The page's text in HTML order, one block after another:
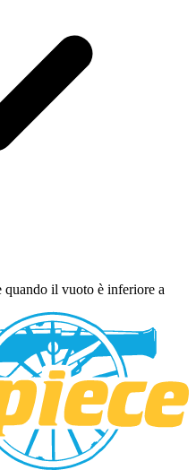
quando il vuoto è inferiore a